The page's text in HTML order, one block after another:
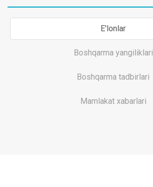
E'lonlar
Boshqarma yangiliklari
Boshqarma tadbirlari
Mamlakat xabarlari